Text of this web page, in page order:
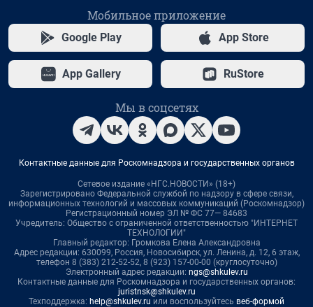
Мобильное приложение
Google Play App Store
App Gallery RuStore
Мы в соцсетях
Контактные данные для Роскомнадзора и государственных органов
Сетевое издание «НГС.НОВОСТИ» (18+)
Зарегистрировано Федеральной службой по надзору в сфере связи,
информационных технологий и массовых коммуникаций (Роскомнадзор)
Регистрационный номер ЭЛ № ФС 77— 84683
Учредитель: Общество с ограниченной ответственностью "ИНТЕРНЕТ
ТЕХНОЛОГИИ"
Главный редактор: Громкова Елена Александровна
Адрес редакции: 630099, Россия, Новосибирск, ул. Ленина, д. 12, 6 этаж,
телефон 8 (383) 212-52-52, 8 (923) 157-00-00 (круглосуточно)
Электронный адрес редакции: ngs@shkulev.ru
Контактные данные для Роскомнадзора и государственных органов:
juristnsk@shkulev.ru
Техподдержка: help@shkulev.ru или воспользуйтесь веб-формой